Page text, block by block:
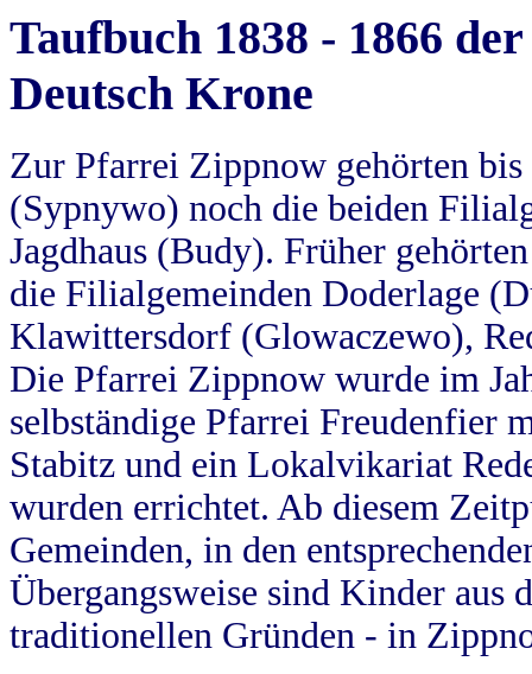
Taufbuch 1838 - 1866
Deutsch Krone
Zur Pfarrei Zippnow gehörten
(Sypnywo) noch die beiden
Jagdhaus (Budy). Früher
die Filialgemeinden Doderlage
Klawittersdorf (Glowaczewo),
Die Pfarrei Zippnow wurde im
selbständige Pfarrei Freudenfier
Stabitz und ein Lokalvikariat
wurden errichtet. Ab diesem
Gemeinden, in den
Übergangsweise sind Kinder aus
traditionellen Gründen - in